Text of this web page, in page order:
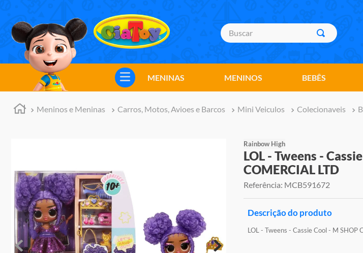
Buscar
MENINAS MENINOS BEBÊS
Meninos e Meninas Carros, Motos, Avioes e Barcos Mini Veiculos Colecionaveis
Rainbow High
LOL - Tweens -
COMERCIAL LTD
Referência: MCB591672
Descrição do produto
LOL - Tweens - Cassie Cool - M SHOP
TERMOS MAIS BUSCADOS
meninos
marvel legends
barbie
boneca
pokemon
jogos
rainbow high